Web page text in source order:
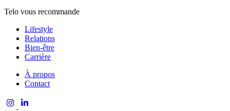
Telo vous recommande
Lifestyle
Relations
Bien-être
Carrière
À propos
Contact